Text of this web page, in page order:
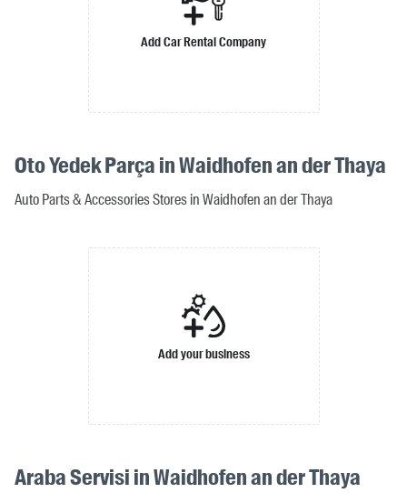
Add Car Rental Company
Oto Yedek Parça in Waidhofen an der Thaya
Auto Parts & Accessories Stores in Waidhofen an der Thaya
Add your business
Araba Servisi in Waidhofen an der Thaya